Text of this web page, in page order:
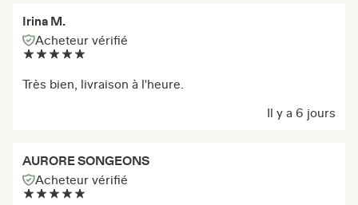
Irina M.
Acheteur vérifié
Très bien, livraison à l'heure.
Il y a 6 jours
AURORE SONGEONS
Acheteur vérifié